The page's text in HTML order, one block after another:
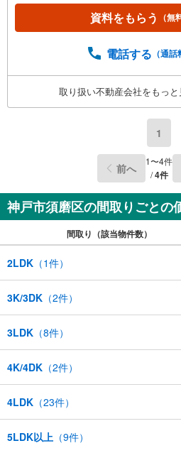
を雨風から守るビルトイン
内〈リフォーム内容〉・外
〈令和7年5月改装履歴〉・
お任せください！ご相談はお
せん。お時間帯も、お客様
替相談もお任せください！
資料をもらう （無
電話する （通話
取り扱い不動産会社をもっと
1
前へ 1〜4件
/4件
神戸市須磨区の間取りごとの
間取り（該当物件数）
2LDK （1件）
3K/3DK （2件）
3LDK （8件）
4K/4DK （2件）
4LDK （23件）
5LDK以上 （9件）